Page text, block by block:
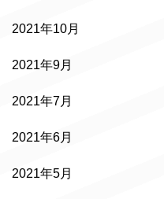
2021年10月
2021年9月
2021年7月
2021年6月
2021年5月